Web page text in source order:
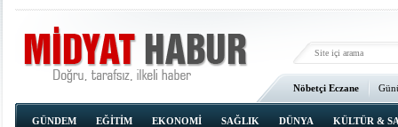
Nöbetçi Eczane
Ana Sayfa
GÜNDEM
EĞİTİM EKONOMİ SAĞLIK DÜNYA KÜLTÜR &